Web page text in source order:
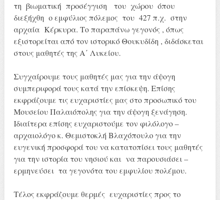
τη βιωματική προσέγγιση του χώρου όπου
διεξήχθη ο εμφύλιος πόλεμος του 427 π.χ. στην
αρχαία Κέρκυρα. Το παραπάνω γεγονός , όπως
εξιστορείται από τον ιστορικό Θουκυδίδη , διδάσκεται
στους μαθητές της Α΄ Λυκείου.
Συγχαίρουμε τους μαθητές μας για την άψογη
συμπεριφορά τους κατά την επίσκεψη. Επίσης
εκφράζουμε τις ευχαριστίες μας στο προσωπικό του
Μουσείου Παλαιόπολης για την άψογη ξενάγηση.
Ιδιαίτερα επίσης ευχαριστούμε τον φιλόλογο –
αρχαιολόγο κ. Θεμιστοκλή Βλαχόπουλο για την
ευγενική προσφορά του να κατατοπίσει τους μαθητές
για την ιστορία του νησιού και να παρουσιάσει –
ερμηνεύσει τα γεγονότα του εμφυλίου πολέμου.
Τέλος εκφράζουμε θερμές ευχαριστίες προς το